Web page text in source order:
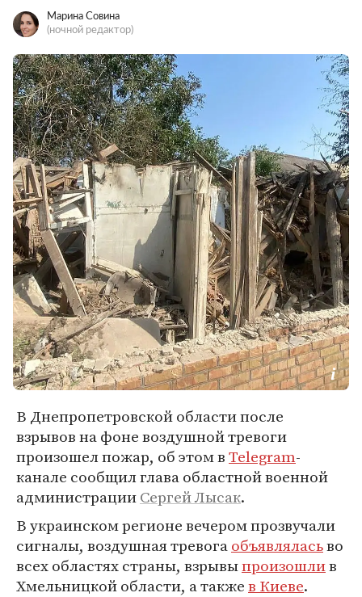
Марина Совина
(ночной редактор)
В Днепропетровской области после
взрывов на фоне воздушной тревоги
произошел пожар, об этом вTelegram-
канале сообщил глава областной военной
администрацииСергей Лысак.
В украинском регионе вечером прозвучали
сигналы, воздушная тревогаобъявляласьво
всех областях страны, взрывыпроизошлив
Хмельницкой области, а такжев Киеве.